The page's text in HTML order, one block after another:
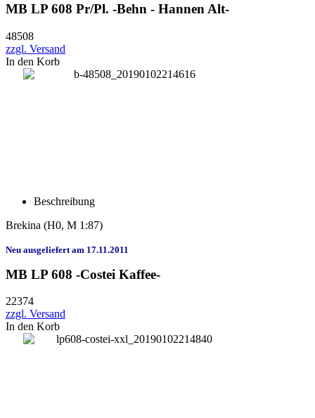
MB LP 608 Pr/Pl. -Behn - Hannen Alt-
48508
zzgl. Versand
In den Korb
Beschreibung
Brekina (H0, M 1:87)
Neu ausgeliefert am 17.11.2011
MB LP 608 -Costei Kaffee-
22374
zzgl. Versand
In den Korb